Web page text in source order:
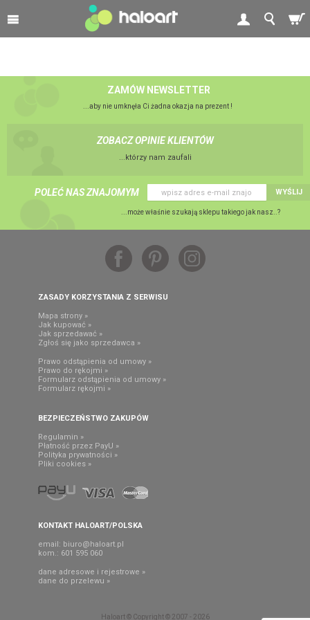
ZAMÓW NEWSLETTER
...aby nie umknęła Ci żadna okazja na prezent !
ZOBACZ OPINIE KLIENTÓW
...którzy nam zaufali
POLEĆ NAS ZNAJOMYM WYŚLIJ
...może właśnie szukają sklepu takiego jak nasz..?
ZASADY KORZYSTANIA Z SERWISU
Mapa strony »
Jak kupować »
Jak sprzedawać »
Zgłoś się jako sprzedawca »
Prawo odstąpienia od umowy »
Prawo do rękojmi »
Formularz odstąpienia od umowy »
Formularz rękojmi »
BEZPIECZEŃSTWO ZAKUPÓW
Regulamin »
Płatność przez PayU »
Polityka prywatności »
Pliki cookies »
KONTAKT HALOART/POLSKA
email: biuro@haloart.pl
kom.: 601 595 060
dane adresowe i rejestrowe »
dane do przelewu »
Haloart © Copyright © 2007 - 2026